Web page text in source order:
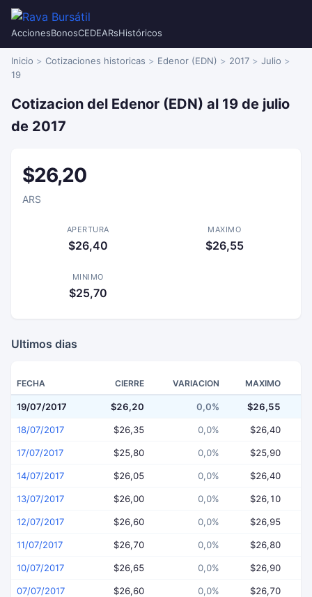
AccionesBonosCEDEARsHistóricos
Inicio Cotizaciones historicas Edenor (EDN) 2017
Julio
19
Cotizacion del Edenor (EDN) al 19 de julio
de 2017
$26,20
ARS
APERTURA
$26,40
MAXIMO
$26,55
MINIMO
$25,70
Ultimos dias
FECHA CIERRE VARIACION MAXIMO
19/07/2017 $26,20 0,0% $26,55
18/07/2017 $26,35 0,0% $26,40
17/07/2017 $25,80 0,0% $25,90
14/07/2017 $26,05 0,0% $26,40
13/07/2017 $26,00 0,0% $26,10
12/07/2017 $26,60 0,0% $26,95
11/07/2017 $26,70 0,0% $26,80
10/07/2017 $26,65 0,0% $26,90
07/07/2017 $26,60 0,0% $26,70